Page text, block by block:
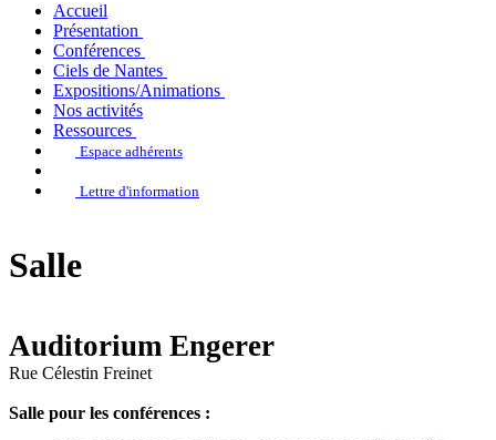
Accueil
Présentation
Conférences
Ciels de Nantes
Expositions/Animations
Nos activités
Ressources
Espace adhérents
Lettre d'information
Salle
Auditorium Engerer
Rue Célestin Freinet
Salle pour les conférences :